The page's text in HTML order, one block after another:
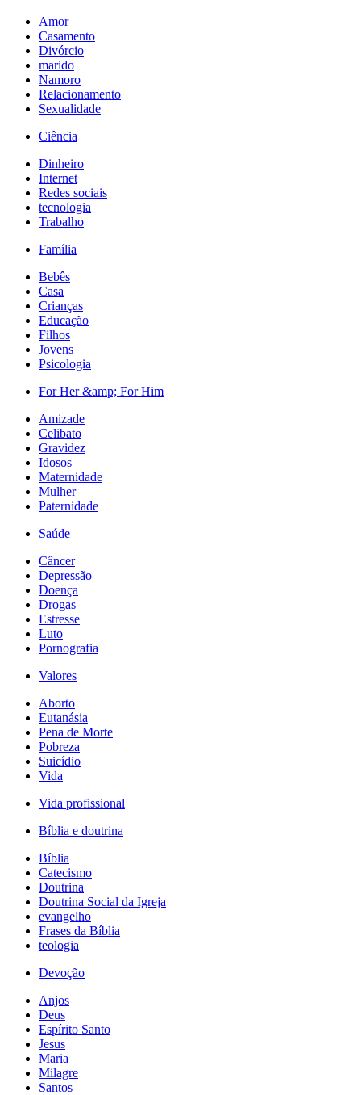
Amor
Casamento
Divórcio
marido
Namoro
Relacionamento
Sexualidade
Ciência
Dinheiro
Internet
Redes sociais
tecnologia
Trabalho
Família
Bebês
Casa
Crianças
Educação
Filhos
Jovens
Psicologia
For Her &amp; For Him
Amizade
Celibato
Gravidez
Idosos
Maternidade
Mulher
Paternidade
Saúde
Câncer
Depressão
Doença
Drogas
Estresse
Luto
Pornografia
Valores
Aborto
Eutanásia
Pena de Morte
Pobreza
Suicídio
Vida
Vida profissional
Bíblia e doutrina
Bíblia
Catecismo
Doutrina
Doutrina Social da Igreja
evangelho
Frases da Bíblia
teologia
Devoção
Anjos
Deus
Espírito Santo
Jesus
Maria
Milagre
Santos